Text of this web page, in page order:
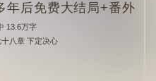
年后免费大结局+番外
13.6万字
八章 下定决心